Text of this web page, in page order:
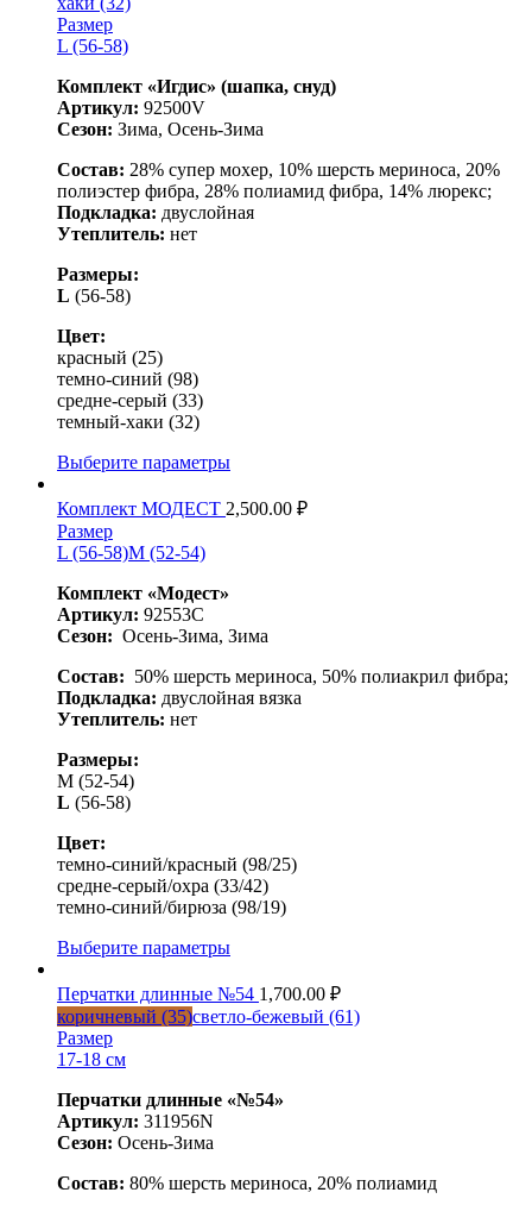
Размер
L (56-58)
Комплект «Игдис» (шапка, снуд)
Артикул: 92500V
Сезон: Зима, Осень-Зима
Состав: 28% супер мохер, 10% шерсть мериноса, 20%
полиэстер фибра, 28% полиамид фибра, 14% люрекс;
Подкладка: двуслойная
Утеплитель: нет
Размеры:
L (56-58)
Цвет:
красный (25)
темно-синий (98)
средне-серый (33)
темный-хаки (32)
Выберите параметры
Комплект МОДЕСТ 2,500.00 ₽
Размер
L (56-58)M (52-54)
Комплект «Модест»
Артикул: 92553C
Сезон: Осень-Зима, Зима
Состав: 50% шерсть мериноса, 50% полиакрил фибра;
Подкладка: двуслойная вязка
Утеплитель: нет
Размеры:
М (52-54)
L (56-58)
Цвет:
темно-синий/красный (98/25)
средне-серый/охра (33/42)
темно-синий/бирюза (98/19)
Выберите параметры
Перчатки длинные №54 1,700.00 ₽
коричневый (35)светло-бежевый (61)
Размер
17-18 см
Перчатки длинные «№54»
Артикул: 311956N
Сезон: Осень-Зима
Состав: 80% шерсть мериноса, 20% полиамид